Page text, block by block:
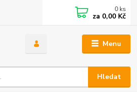
Menu
Hledat
0 ks
za 0,00 Kč